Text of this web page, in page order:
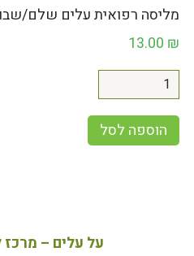
מליסה רפואית עלים שלם/שבור -
13.00 ₪
הוספה לסל
על עלים –